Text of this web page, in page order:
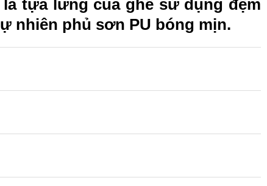
tựa lưng của ghế sử dụng đệm
nhiên phủ sơn PU bóng mịn.